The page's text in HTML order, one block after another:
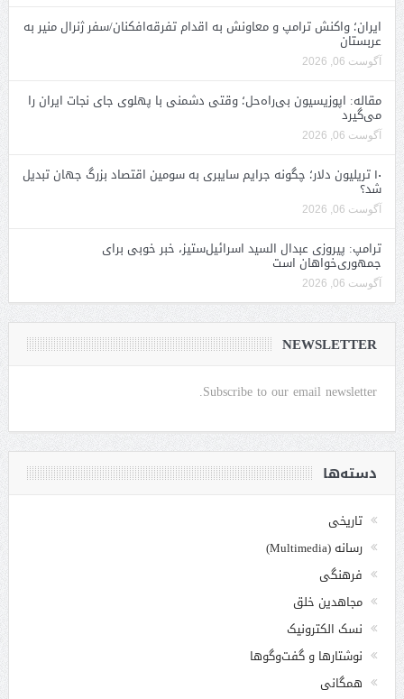
ایران؛ واکنش ترامپ و معاونش به اقدام تفرقه‌افکنان/سفر ژنرال منیر به
عربستان
آگوست 06, 2026
مقاله: اپوزیسیون بی‌راه‌حل؛ وقتی دشمنی با پهلوی جای نجات ایران را
می‌گیرد
آگوست 06, 2026
۱۰ تریلیون دلار؛ چگونه جرایم سایبری به سومین اقتصاد بزرگ جهان تبدیل
شد؟
آگوست 06, 2026
ترامپ: پیروزی عبدال السید اسرائیل‌ستیز، خبر خوبی برای
جمهوری‌خواهان است
آگوست 06, 2026
NEWSLETTER
Subscribe to our email newsletter.
دسته‌ها
تاریخی
رسانه (Multimedia)
فرهنگی
مجاهدین خلق
نسک الکترونیک
نوشتارها و گفت‌وگوها
همگانی